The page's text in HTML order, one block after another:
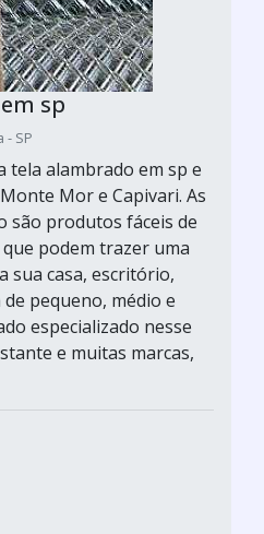
sp
- SP
tela alambrado em sp e
Mor e Capivari. As
são produtos fáceis de
podem trazer uma
sua casa, escritório,
pequeno, médio e
especializado nesse
e muitas marcas,